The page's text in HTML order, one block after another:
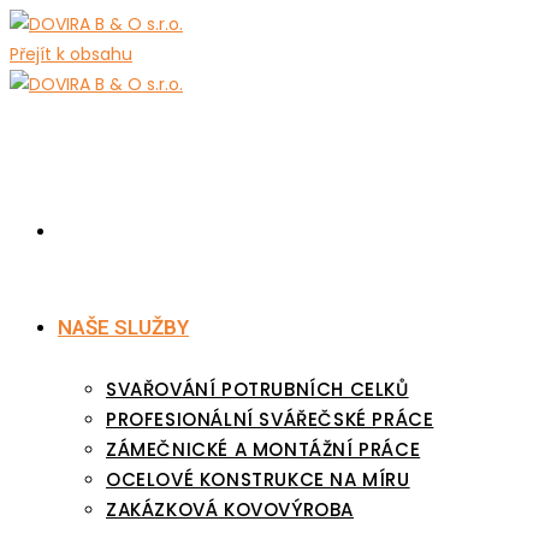
Přejít k obsahu
NAŠE SLUŽBY
SVAŘOVÁNÍ POTRUBNÍCH CELKŮ
PROFESIONÁLNÍ SVÁŘEČSKÉ PRÁCE
ZÁMEČNICKÉ A MONTÁŽNÍ PRÁCE
OCELOVÉ KONSTRUKCE NA MÍRU
ZAKÁZKOVÁ KOVOVÝROBA